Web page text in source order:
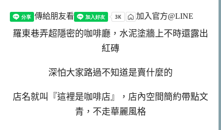
傳給朋友看 加入官方@LINE
羅東巷弄超隱密的咖啡廳，水泥塗牆上不時還露出
紅磚
深怕大家路過不知道是賣什麼的
店名就叫『這裡是咖啡店』，店內空間簡約帶點文
青，不走華麗風格